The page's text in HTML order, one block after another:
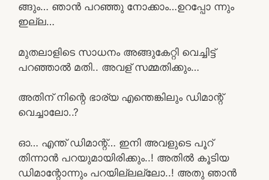
ങ്ങും… ഞാൻ പറഞ്ഞു നോക്കാം…ഉറപ്പോ ന്നും
ഇല്ല…
മുതലാളിടെ സാധനം അങ്ങുകേറ്റി വെച്ചിട്ട്
പറഞ്ഞാൽ മതി.. അവള് സമ്മതിക്കും…
അതിന് നിന്റെ ഭാര്യ എന്തെങ്കിലും ഡിമാന്റ്
വെച്ചാലോ..?
ഓ… എന്ത് ഡിമാന്റ്… ഇനി അവളുടെ പൂറ്
തിന്നാൻ പറയുമായിരിക്കും..! അതിൽ കൂടിയ
ഡിമാന്റോന്നും പറയില്ലല്ലോ..! അതു ഞാൻ